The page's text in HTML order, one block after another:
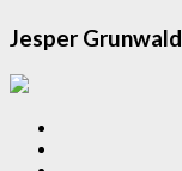
Jesper Grunwald